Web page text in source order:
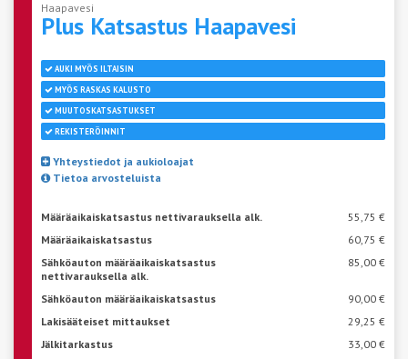
Haapavesi
Plus Katsastus Haapavesi
AUKI MYÖS ILTAISIN
MYÖS RASKAS KALUSTO
MUUTOSKATSASTUKSET
REKISTERÖINNIT
Yhteystiedot ja aukioloajat
Tietoa arvosteluista
Määräaikaiskatsastus nettivarauksella alk.
55,75 €
Määräaikaiskatsastus
60,75 €
Sähköauton määräaikaiskatsastus
nettivarauksella alk.
85,00 €
Sähköauton määräaikaiskatsastus
90,00 €
Lakisääteiset mittaukset
29,25 €
Jälkitarkastus
33,00 €